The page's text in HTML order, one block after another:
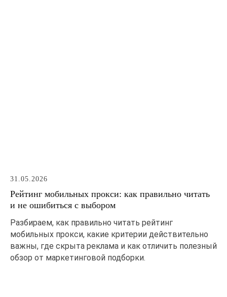
31.05.2026
Рейтинг мобильных прокси: как правильно читать
и не ошибиться с выбором
Разбираем, как правильно читать рейтинг
мобильных прокси, какие критерии действительно
важны, где скрыта реклама и как отличить полезный
обзор от маркетинговой подборки.